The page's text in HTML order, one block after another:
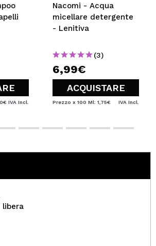
IVA Incl.
Nacomi - Acqua
micellare detergente
- Lenitiva
(3)
6,99€
ACQUISTARE
Prezzo x 100 Ml: 1,75€ IVA Incl.
libera